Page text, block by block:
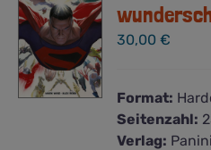
30,00€
Format:
Seitenzahl:
Verlag: